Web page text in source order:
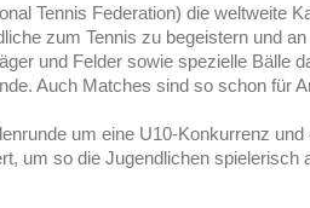
Tennis Federation) die weltweite
zum Tennis zu begeistern und
und Felder sowie spezielle Bälle
Auch Matches sind so schon für
um eine U10-Konkurrenz und
um so die Jugendlichen spielerisch